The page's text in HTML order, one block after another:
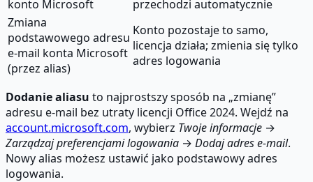
konto Microsoft
przechodzi automatycznie
Zmiana
podstawowego adresu
e-mail konta Microsoft
(przez alias)
Konto pozostaje to samo,
licencja działa; zmienia się tylko
adres logowania
Dodanie aliasu to najprostszy sposób na „zmianę”
adresu e-mail bez utraty licencji Office 2024. Wejdź na
account.microsoft.com, wybierz Twoje informacje →
Zarządzaj preferencjami logowania → Dodaj adres e-mail.
Nowy alias możesz ustawić jako podstawowy adres
logowania.